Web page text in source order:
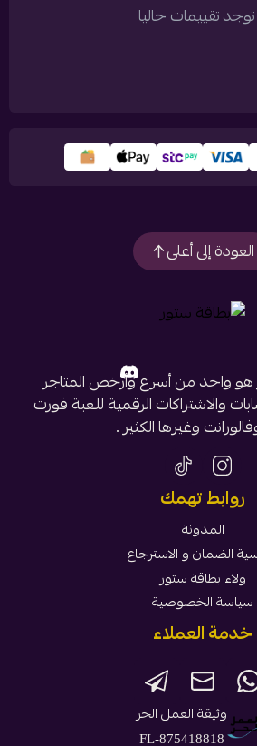
توجد تقييمات حاليا
العودة إلى أعلى
هو واحد من أسرع وأرخص المتاجر
والاشتراكات الرقمية للعبة فورت
وغيرها الكثير .
روابط تهمك
المدونة
الضمان و الاسترجاع
ولاء بطاقة ستور
سياسة الخصوصية
خدمة العملاء
وثيقة العمل الحر
FL-875418818